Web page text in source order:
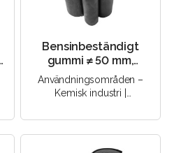
Bensinbeständigt
gummi ≠ 50 mm,
1000×1000 mm, 60
Sha (NBR)
Användningsområden –
Kemisk industri |
Byggbranschen |
Maskinteknik |..